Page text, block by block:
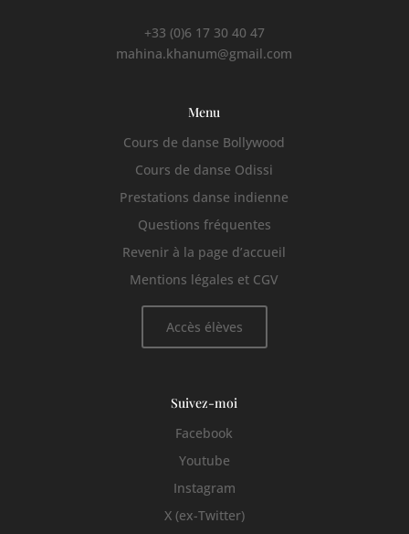
+33 (0)6 17 30 40 47
mahina.khanum@gmail.com
Menu
Cours de danse Bollywood
Cours de danse Odissi
Prestations danse indienne
Questions fréquentes
Revenir à la page d’accueil
Mentions légales et CGV
Accès élèves
Suivez-moi
Facebook
Youtube
Instagram
X (ex-Twitter)